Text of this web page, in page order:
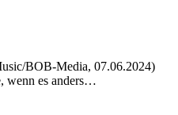
BOB-Media, 07.06.2024)
wenn es anders…